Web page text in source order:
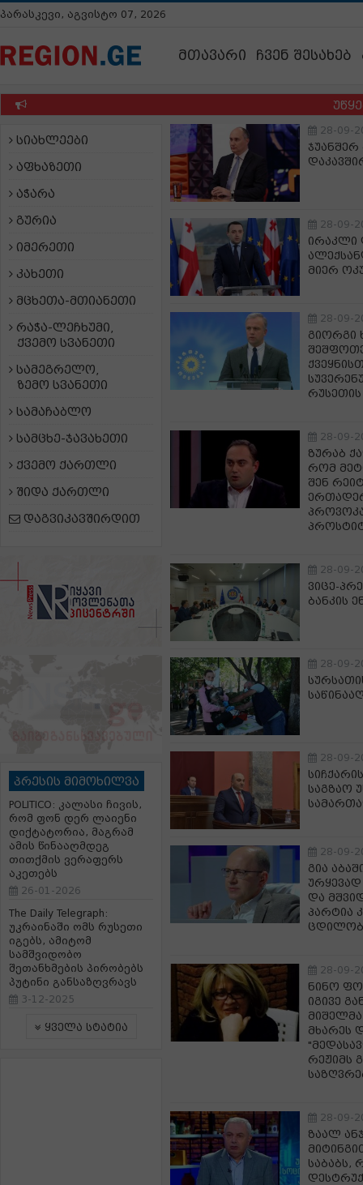
პარასკევი, აგვისტო 07, 2026
მთავარი ჩვენ შესახებ
უწყება
სიახლეები
აფხაზეთი
აჭარა
გურია
იმერეთი
კახეთი
მცხეთა-მთიანეთი
რაჭა-ლეჩხუმი,
ქვემო სვანეთი
სამეგრელო,
ზემო სვანეთი
სამაჩაბლო
სამცხე-ჯავახეთი
ქვემო ქართლი
შიდა ქართლი
დაგვიკავშირდით
პრესის მიმოხილვა
POLITICO: კალასი ჩივის,
რომ ფონ დერ ლაიენი
დიქტატორია, მაგრამ
ამის წინააღმდეგ
თითქმის ვერაფერს
აკეთებს
26-01-2026
The Daily Telegraph:
უკრაინაში ომს რუსეთი
იგებს, ამიტომ
სამშვიდობო
შეთანხმების პირობებს
პუტინი განსაზღვრავს
3-12-2025
ყველა სტატია
28-09-
28-09-
ირაკლი
მიერ
28-09-
გიორგი
28-09-
ზურაბ
რომ
შენ
28-09-
ვიცე-
ბანკის
28-09-
28-09-
საგზაო
28-09-
გია
და
პარტია
ცდილობს
28-09-
ნინო
იგივე
მხარეს
რეჟიმს
28-09-
ზაალ
საბაბს,